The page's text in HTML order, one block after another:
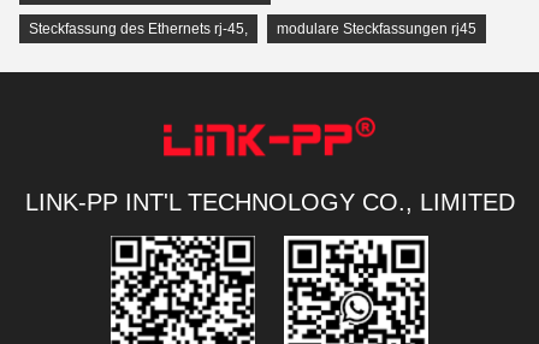
Steckfassung des Ethernets rj-45, modulare Steckfassungen rj45
LINK-PP INT'L TECHNOLOGY CO., LIMITED